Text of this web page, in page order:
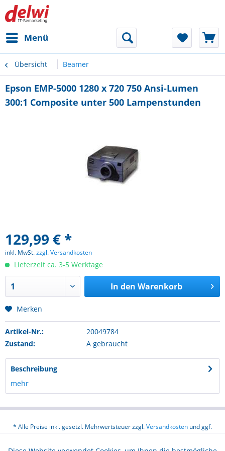
Menü
Übersicht Beamer
Epson EMP-5000 1280 x 720 750 Ansi-Lumen
300:1 Composite unter 500 Lampenstunden
129,99 € *
inkl. MwSt.zzgl. Versandkosten
Lieferzeit ca. 3-5 Werktage
In den Warenkorb
Merken
Artikel-Nr.:
20049784
Zustand:
A gebraucht
Beschreibung
mehr
* Alle Preise inkl. gesetzl. Mehrwertsteuer zzgl.Versandkosten und ggf.